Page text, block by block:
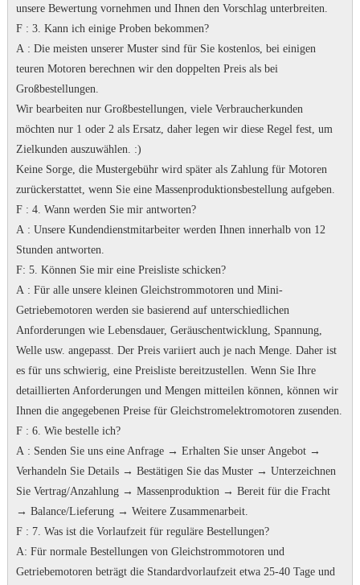
unsere Bewertung vornehmen und Ihnen den Vorschlag unterbreiten.
F: 3. Kann ich einige Proben bekommen?
A: Die meisten unserer Muster sind für Sie kostenlos, bei einigen
teuren Motoren berechnen wir den doppelten Preis als bei
Großbestellungen.
Wir bearbeiten nur Großbestellungen, viele Verbraucherkunden
möchten nur 1 oder 2 als Ersatz, daher legen wir diese Regel fest, um
Zielkunden auszuwählen. :)
Keine Sorge, die Mustergebühr wird später als Zahlung für Motoren
zurückerstattet, wenn Sie eine Massenproduktionsbestellung aufgeben.
F: 4. Wann werden Sie mir antworten?
A: Unsere Kundendienstmitarbeiter werden Ihnen innerhalb von 12
Stunden antworten.
F: 5. Können Sie mir eine Preisliste schicken?
A: Für alle unsere kleinen Gleichstrommotoren und Mini-
Getriebemotoren werden sie basierend auf unterschiedlichen
Anforderungen wie Lebensdauer, Geräuschentwicklung, Spannung,
Welle usw. angepasst. Der Preis variiert auch je nach Menge. Daher ist
es für uns schwierig, eine Preisliste bereitzustellen. Wenn Sie Ihre
detaillierten Anforderungen und Mengen mitteilen können, können wir
Ihnen die angegebenen Preise für Gleichstromelektromotoren zusenden.
F: 6. Wie bestelle ich?
A: Senden Sie uns eine Anfrage → Erhalten Sie unser Angebot →
Verhandeln Sie Details → Bestätigen Sie das Muster → Unterzeichnen
Sie Vertrag/Anzahlung → Massenproduktion → Bereit für die Fracht
→ Balance/Lieferung → Weitere Zusammenarbeit.
F: 7. Was ist die Vorlaufzeit für reguläre Bestellungen?
A: Für normale Bestellungen von Gleichstrommotoren und
Getriebemotoren beträgt die Standardvorlaufzeit etwa 25-40 Tage und